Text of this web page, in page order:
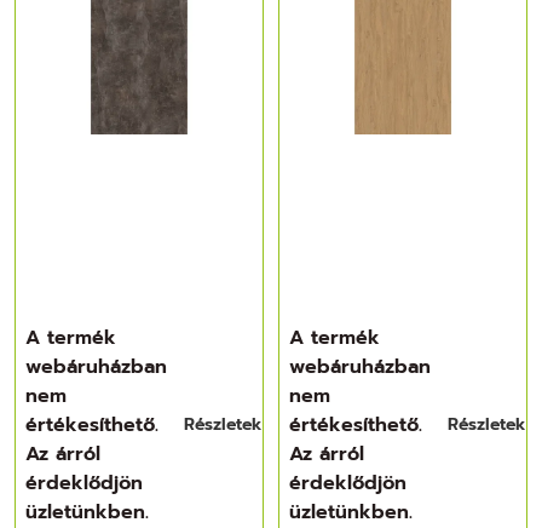
A termék
webáruházban
nem
értékesíthető.
Az árról
érdeklődjön
üzletünkben.
Részletek
A termék
webáruházban
nem
értékesíthető.
Az árról
érdeklődjön
üzletünkben.
Részletek